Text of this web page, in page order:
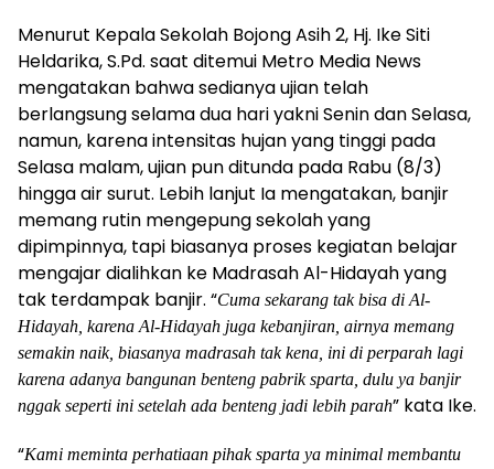
Menurut Kepala Sekolah Bojong Asih 2, Hj. Ike Siti
Heldarika, S.Pd. saat ditemui Metro Media News
mengatakan bahwa sedianya ujian telah
berlangsung selama dua hari yakni Senin dan Selasa,
namun, karena intensitas hujan yang tinggi pada
Selasa malam, ujian pun ditunda pada Rabu (8/3)
hingga air surut. Lebih lanjut Ia mengatakan, banjir
memang rutin mengepung sekolah yang
dipimpinnya, tapi biasanya proses kegiatan belajar
mengajar dialihkan ke Madrasah Al-Hidayah yang
tak terdampak banjir. “Cuma sekarang tak bisa di Al-
Hidayah, karena Al-Hidayah juga kebanjiran, airnya memang
semakin naik, biasanya madrasah tak kena, ini di perparah lagi
karena adanya bangunan benteng pabrik sparta, dulu ya banjir
nggak seperti ini setelah ada benteng jadi lebih parah” kata Ike.
“Kami meminta perhatiaan pihak sparta ya minimal membantu